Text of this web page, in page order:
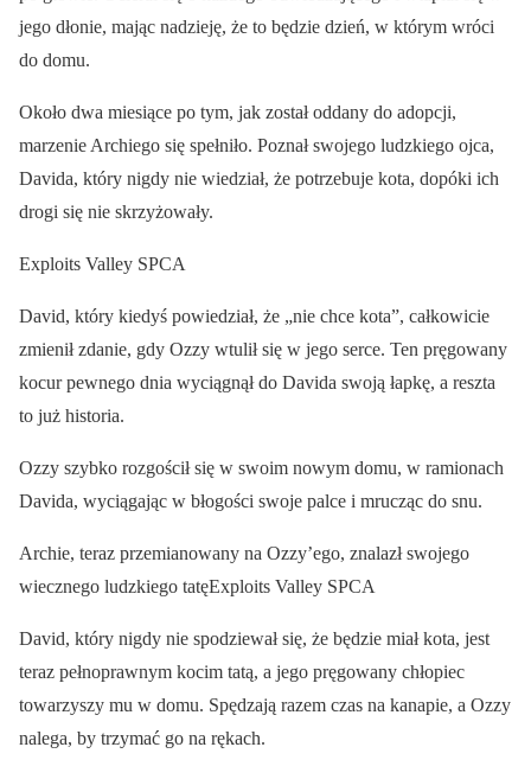
jego dłonie, mając nadzieję, że to będzie dzień, w którym wróci
do domu.
Około dwa miesiące po tym, jak został oddany do adopcji,
marzenie Archiego się spełniło. Poznał swojego ludzkiego ojca,
Davida, który nigdy nie wiedział, że potrzebuje kota, dopóki ich
drogi się nie skrzyżowały.
Exploits Valley SPCA
David, który kiedyś powiedział, że „nie chce kota”, całkowicie
zmienił zdanie, gdy Ozzy wtulił się w jego serce. Ten pręgowany
kocur pewnego dnia wyciągnął do Davida swoją łapkę, a reszta
to już historia.
Ozzy szybko rozgościł się w swoim nowym domu, w ramionach
Davida, wyciągając w błogości swoje palce i mrucząc do snu.
Archie, teraz przemianowany na Ozzy’ego, znalazł swojego
wiecznego ludzkiego tatęExploits Valley SPCA
David, który nigdy nie spodziewał się, że będzie miał kota, jest
teraz pełnoprawnym kocim tatą, a jego pręgowany chłopiec
towarzyszy mu w domu. Spędzają razem czas na kanapie, a Ozzy
nalega, by trzymać go na rękach.